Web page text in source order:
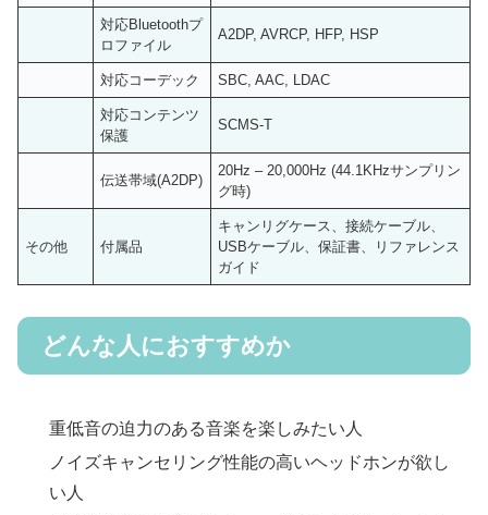
対応Bluetoothプ
ロファイル
A2DP, AVRCP, HFP, HSP
対応コーデック SBC, AAC, LDAC
対応コンテンツ
保護
SCMS-T
伝送帯域(A2DP)
20Hz – 20,000Hz (44.1KHzサンプリン
グ時)
その他 付属品
キャンリグケース、接続ケーブル、
USBケーブル、保証書、リファレンス
ガイド
どんな人におすすめか
重低音の迫力のある音楽を楽しみたい人
ノイズキャンセリング性能の高いヘッドホンが欲し
い人